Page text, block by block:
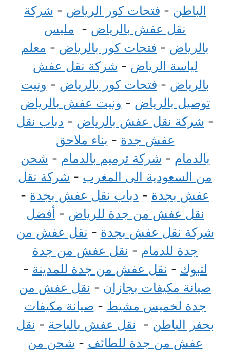
الباطن - فتحات كور الرياض - شركة
نقل عفش بالرياض - مليس
بالرياض - فتحات كور بالرياض - معلم
لياسة الرياض - شركة نقل عفش
بالرياض - فتحات كور بالرياض - ونيت
توصيل بالرياض - ونيت عفش بالرياض
- شركة نقل عفش بالرياض - دباب نقل
عفش جدة - بناء ملاحق
بالدمام - شركة ترميم بالدمام - شحن
من السعودية الى المغرب - شركة نقل
عفش بجدة - دباب نقل عفش بجدة -
نقل عفش من جدة للرياض - أفضل
شركة نقل عفش بجدة - نقل عفش من
جدة للدمام - نقل عفش من جدة
لتبوك - نقل عفش من جدة للمدينة -
صيانة مكيفات بجازان - نقل عفش من
جدة لخميس مشيط - صيانة مكيفات
بحفر الباطن - نقل عفش بالباحة - نقل
عفش من جدة للطائف - شحن من